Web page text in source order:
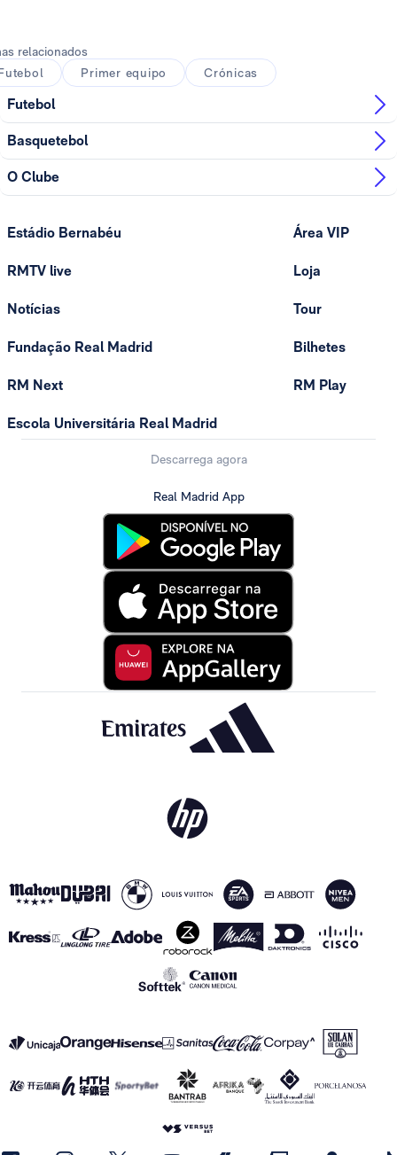
relacionados
Primer equipo Crónicas
Futebol
Basquetebol
O Clube
Estádio Bernabéu
RMTV live
Notícias
Fundação Real Madrid
RM Next
Escola Universitária Real Madrid
Área VIP
Loja
Tour
Bilhetes
RM Play
Descarrega agora
Real Madrid App